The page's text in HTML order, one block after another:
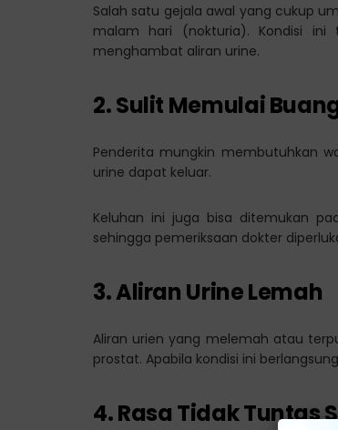
Salah satu gejala awal yang cukup
malam hari (nokturia). Kondisi ini
menghambat aliran urine.
2. Sulit Memulai
Penderita mungkin membutuhkan
urine dapat keluar.
Keluhan ini juga bisa ditemukan
sehingga pemeriksaan dokter
3. Aliran Urine Lemah
Aliran urien yang melemah atau
prostat. Apabila kondisi ini
4. Rasa Tidak Tuntas